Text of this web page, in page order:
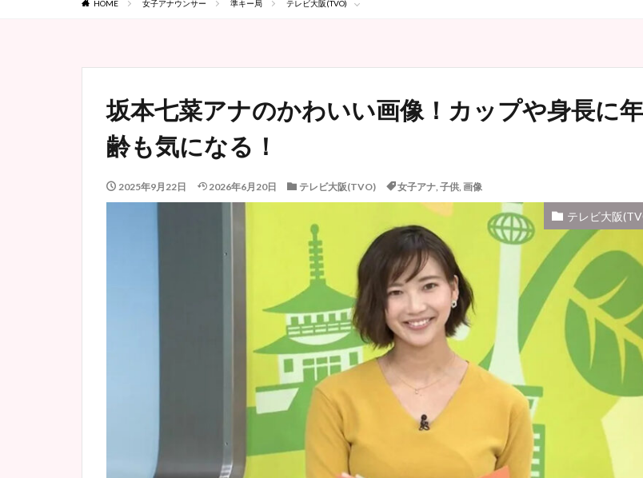
HOME 女子アナウンサー 準キー局 テレビ大阪(TVO)
坂本七菜アナのかわいい画像！カップや身長に年
齢も気になる！
2025年9月22日 2026年6月20日 テレビ大阪(TVO) 女子アナ, 子供, 画像
テレビ大阪